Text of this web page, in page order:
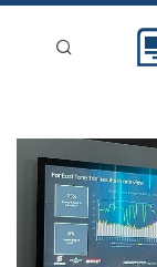
新聞稿分類
登入
刊登